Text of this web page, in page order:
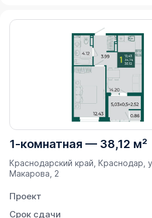
1-комнатная — 38,12 м²
Краснодарский край, Краснодар,
Макарова, 2
Проект
Срок сдачи